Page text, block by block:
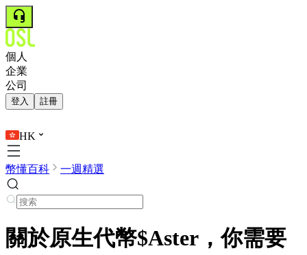
個人
企業
公司
登入 註冊
HK
幣懂百科 一週精選
關於原生代幣$Aster，你需要